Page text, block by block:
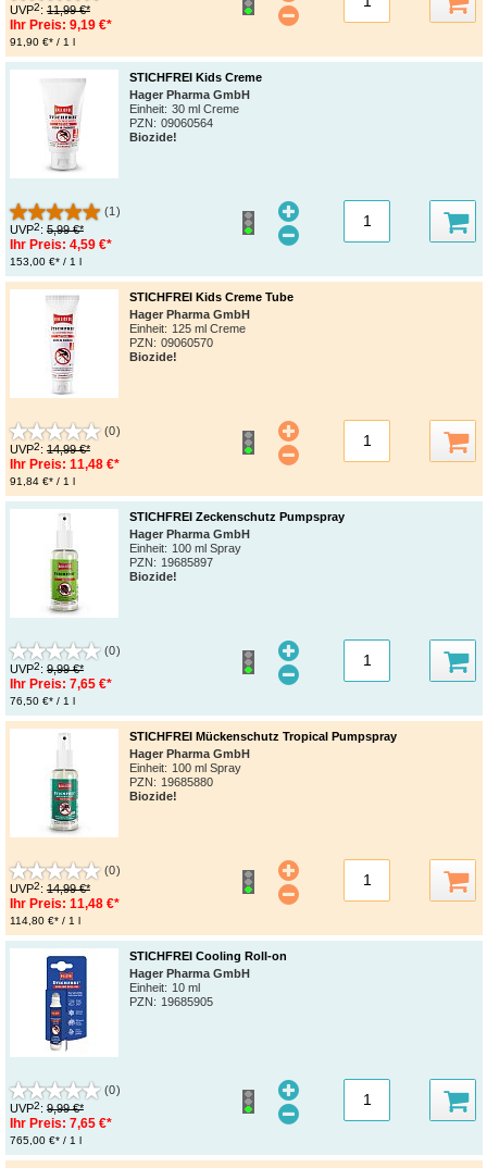
UVP2: 11,99 €*
Ihr Preis: 9,19 €*
91,90 €* / 1 l
STICHFREI Kids Creme
Hager Pharma GmbH
Einheit: 30 ml Creme
PZN: 09060564
Biozide!
(1)
UVP2: 5,99 €*
Ihr Preis: 4,59 €*
153,00 €* / 1 l
STICHFREI Kids Creme Tube
Hager Pharma GmbH
Einheit: 125 ml Creme
PZN: 09060570
Biozide!
(0)
UVP2: 14,99 €*
Ihr Preis: 11,48 €*
91,84 €* / 1 l
STICHFREI Zeckenschutz Pumpspray
Hager Pharma GmbH
Einheit: 100 ml Spray
PZN: 19685897
Biozide!
(0)
UVP2: 9,99 €*
Ihr Preis: 7,65 €*
76,50 €* / 1 l
STICHFREI Mückenschutz Tropical Pumpspray
Hager Pharma GmbH
Einheit: 100 ml Spray
PZN: 19685880
Biozide!
(0)
UVP2: 14,99 €*
Ihr Preis: 11,48 €*
114,80 €* / 1 l
STICHFREI Cooling Roll-on
Hager Pharma GmbH
Einheit: 10 ml
PZN: 19685905
(0)
UVP2: 9,99 €*
Ihr Preis: 7,65 €*
765,00 €* / 1 l